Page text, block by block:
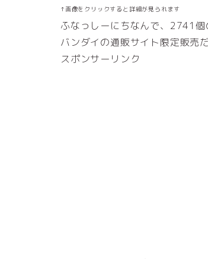
↑画像をクリックすると詳細が見られます
ふなっしーにちなんで、2741個
バンダイの通販サイト限定販売
スポンサーリンク